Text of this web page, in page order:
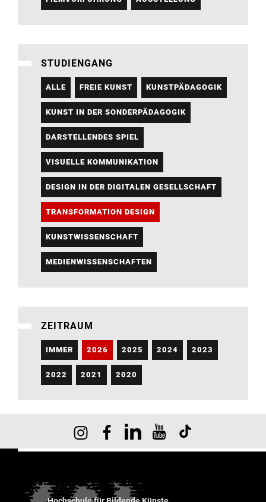
STUDIENGANG
ALLE FREIE KUNST KUNSTPÄDAGOGIK
KUNST IN DER SONDERPÄDAGOGIK
DARSTELLENDES SPIEL
VISUELLE KOMMUNIKATION
DESIGN IN DER DIGITALEN GESELLSCHAFT
TRANSFORMATION DESIGN
KUNSTWISSENSCHAFT
MEDIENWISSENSCHAFTEN
ZEITRAUM
IMMER 2026 2025 2024 2023
2022 2021 2020